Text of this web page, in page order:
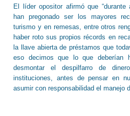
El líder opositor afirmó que “durante
han pregonado ser los mayores
turismo y en remesas, entre otros
haber roto sus propios récords en
la llave abierta de préstamos que
eso decimos que lo que deberían
desmontar el despilfarro de
instituciones, antes de pensar en
asumir con responsabilidad el manejo